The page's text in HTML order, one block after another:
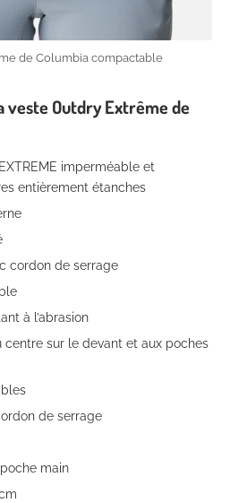
de Columbia compactable
veste Outdry Extrême de
imperméable et
entièrement étanches
cordon de serrage
à l’abrasion
sur le devant et aux poches
de serrage
main